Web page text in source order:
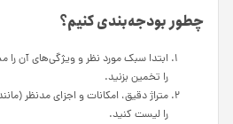
چطور بودجه‌بندی کنیم؟
ابتدا سبک مورد نظر و ویژگی‌های آن
را تخمین بزنید.
متراژ دقیق، امکانات و اجزای مدنظر
را لیست کنید.